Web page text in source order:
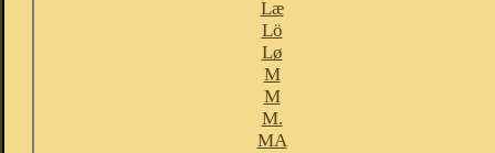
Læ
Lö
Lø
M
M
M.
MA